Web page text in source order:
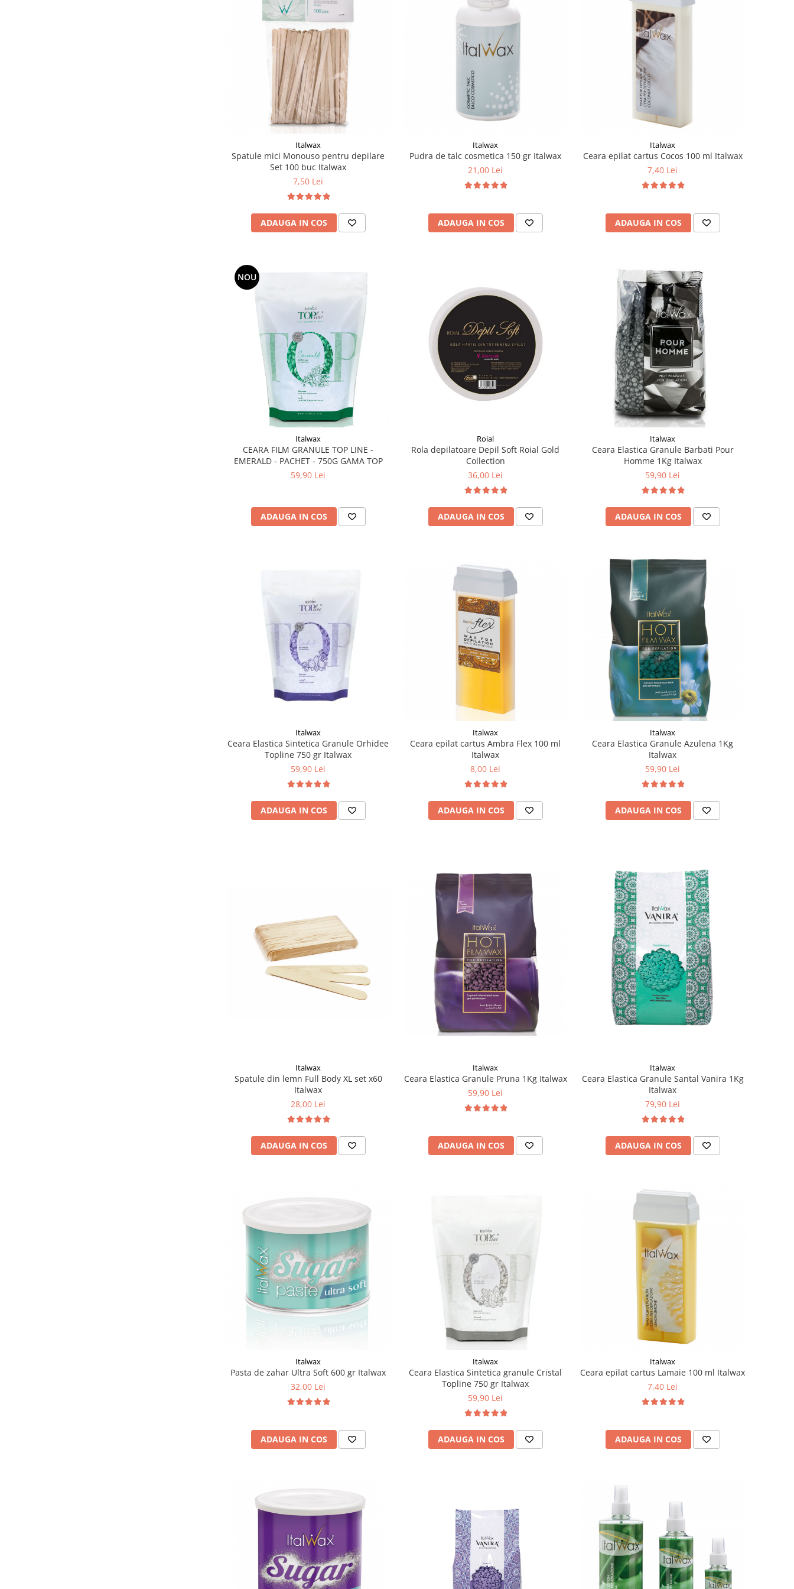
Italwax
Spatule mici Monouso pentru depilare
Set 100 buc Italwax
7,50 Lei
ADAUGA IN COS
Italwax
Pudra de talc cosmetica 150 gr Italwax
21,00 Lei
ADAUGA IN COS
Italwax
Ceara epilat cartus Cocos 100 ml Italwax
7,40 Lei
ADAUGA IN COS
NOU
Italwax
CEARA FILM GRANULE TOP LINE -
EMERALD - PACHET - 750G GAMA TOP
59,90 Lei
ADAUGA IN COS
Roial
Rola depilatoare Depil Soft Roial Gold
Collection
36,00 Lei
ADAUGA IN COS
Italwax
Ceara Elastica Granule Barbati Pour
Homme 1Kg Italwax
59,90 Lei
ADAUGA IN COS
Italwax
Ceara Elastica Sintetica Granule Orhidee
Topline 750 gr Italwax
59,90 Lei
ADAUGA IN COS
Italwax
Ceara epilat cartus Ambra Flex 100 ml
Italwax
8,00 Lei
ADAUGA IN COS
Italwax
Ceara Elastica Granule Azulena 1Kg
Italwax
59,90 Lei
ADAUGA IN COS
Italwax
Spatule din lemn Full Body XL set x60
Italwax
28,00 Lei
ADAUGA IN COS
Italwax
Ceara Elastica Granule Pruna 1Kg Italwax
59,90 Lei
ADAUGA IN COS
Italwax
Ceara Elastica Granule Santal Vanira 1Kg
Italwax
79,90 Lei
ADAUGA IN COS
Italwax
Pasta de zahar Ultra Soft 600 gr Italwax
32,00 Lei
ADAUGA IN COS
Italwax
Ceara Elastica Sintetica granule Cristal
Topline 750 gr Italwax
59,90 Lei
ADAUGA IN COS
Italwax
Ceara epilat cartus Lamaie 100 ml Italwax
7,40 Lei
ADAUGA IN COS